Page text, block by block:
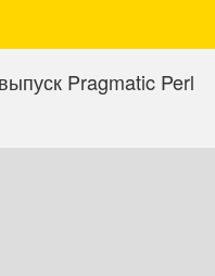
Pragmatic Perl